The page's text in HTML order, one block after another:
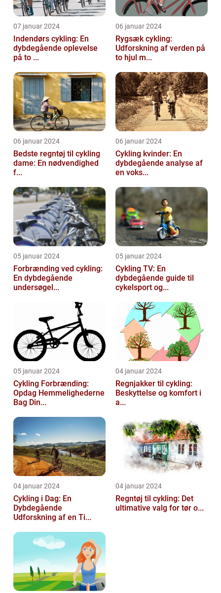
07 januar 2024
Indendørs cykling: En
dybdegående oplevelse
på to ...
06 januar 2024
Rygsæk cykling:
Udforskning af verden på
to hjul m...
06 januar 2024
Bedste regntøj til cykling
dame: En nødvendighed
f...
06 januar 2024
Cykling kvinder: En
dybdegående analyse af
en voks...
05 januar 2024
Forbrænding ved cykling:
En dybdegående
undersøgel...
05 januar 2024
Cykling TV: En
dybdegående guide til
cykelsport og...
05 januar 2024
Cykling Forbrænding:
Opdag Hemmelighederne
Bag Din...
04 januar 2024
Regnjakker til cykling:
Beskyttelse og komfort i
a...
04 januar 2024
Cykling i Dag: En
Dybdegående
Udforskning af en Ti...
04 januar 2024
Regntøj til cykling: Det
ultimative valg for tør o...